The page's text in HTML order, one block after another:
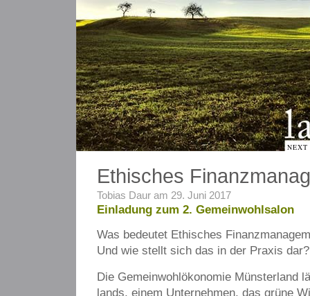
NEXT
Ethisches
Tobias Daur am 29. Juni 2017
Einladung zum 2. Gemeinwohlsalon
Was bedeutet Ethisches
Und wie stellt sich das in der Praxis dar?
Die Gemeinwohlökonomie Münsterland
lands, einem Unternehmen, das grüne